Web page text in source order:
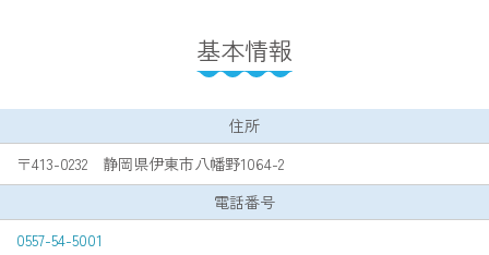
基本情報
住所
〒413-0232 静岡県伊東市八幡野1064-2
電話番号
0557-54-5001